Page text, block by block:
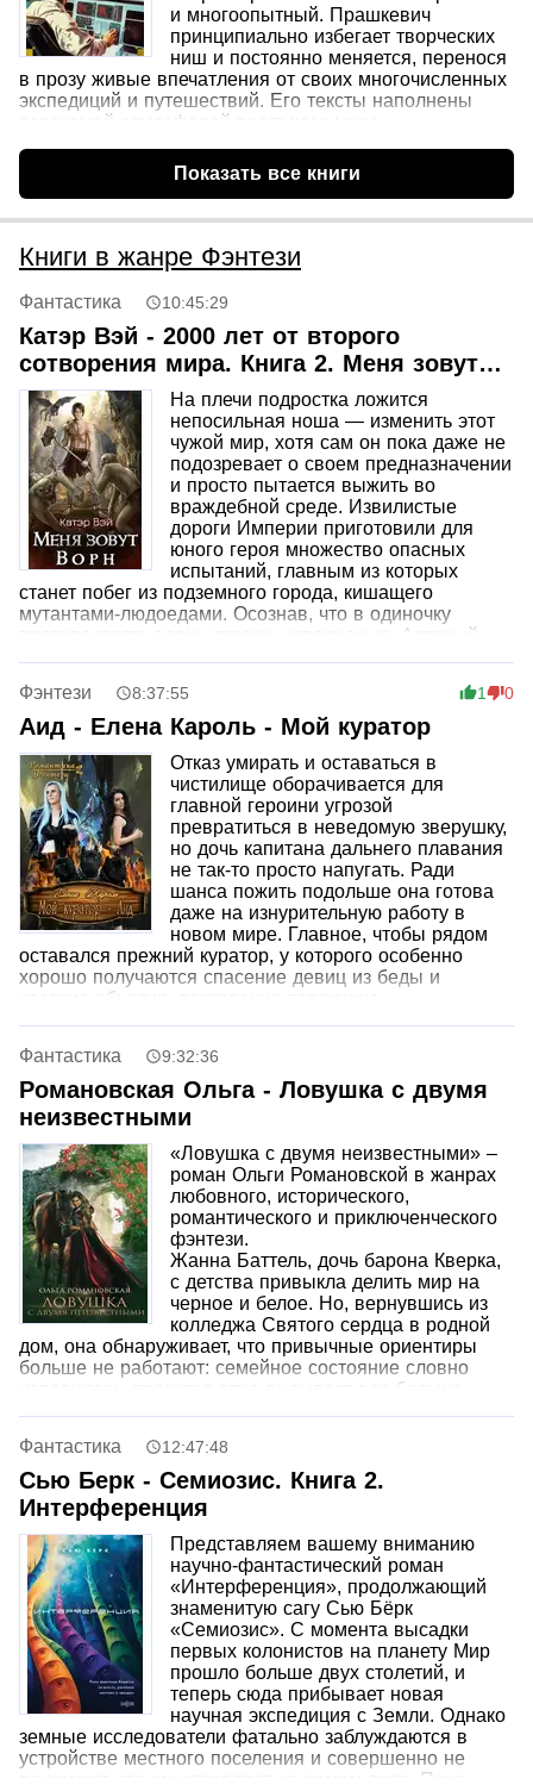
и многоопытный. Прашкевич
принципиально избегает творческих
ниш и постоянно меняется, перенося
в прозу живые впечатления от своих многочисленных
экспедиций и путешествий. Его тексты наполнены
осязаемой атмосферой реального мира,
настоящее издание вошли избранные произведения
разных лет, многие из которых представлены в новой
прошлых публикаций.
Показать все книги
Книги в жанре Фэнтези
Фантастика 10:45:29
Катэр Вэй - 2000 лет от второго
сотворения мира. Книга 2. Меня зовут
Ворн
На плечи подростка ложится
непосильная ноша — изменить этот
чужой мир, хотя сам он пока даже не
подозревает о своем предназначении
и просто пытается выжить во
враждебной среде. Извилистые
дороги Империи приготовили для
юного героя множество опасных
испытаний, главным из которых
станет побег из подземного города, кишащего
мутантами-людоедами. Осознав, что в одиночку
противостоять всем угрозам невозможно, Артемий
Фэнтези 8:37:55 1 0
Аид - Елена Кароль - Мой куратор
Отказ умирать и оставаться в
чистилище оборачивается для
главной героини угрозой
превратиться в неведомую зверушку,
но дочь капитана дальнего плавания
не так-то просто напугать. Ради
шанса пожить подольше она готова
даже на изнурительную работу в
новом мире. Главное, чтобы рядом
оставался прежний куратор, у которого особенно
хорошо получаются спасение девиц из беды и
крепкие объятия, постепенно теряющие
Фантастика
9:32:36
Романовская Ольга - Ловушка с двумя
неизвестными
«Ловушка с двумя неизвестными» –
роман Ольги Романовской в жанрах
любовного, исторического,
романтического и приключенческого
фэнтези.
Жанна Баттель, дочь барона Кверка,
с детства привыкла делить мир на
черное и белое. Но, вернувшись из
колледжа Святого сердца в родной
дом, она обнаруживает, что привычные ориентиры
больше не работают: семейное состояние словно
испарилось, прошлое отца вызывает все больше
из них верить, кто окажется другом, а кто — опасным
противником? Как сделать выбор, когда ставки
слишком высоки, а правила диктует мужской мир, в
котором женщине приходится бороться не только за
любовь, но и за собственную жизнь.
Фантастика 12:47:48
Сью Берк - Семиозис. Книга 2.
Интерференция
Представляем вашему вниманию
научно-фантастический роман
«Интерференция», продолжающий
знаменитую сагу Сью Бёрк
«Семиозис». С момента высадки
первых колонистов на планету Мир
прошло больше двух столетий, и
теперь сюда прибывает новая
научная экспедиция с Земли. Однако
земные исследователи фатально заблуждаются в
устройстве местного поселения и совершенно не
понимают, кто им управляет на самом деле. Пока